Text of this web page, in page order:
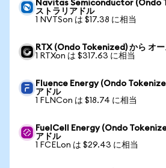
Navitas Semiconductor (Ondo
ストラリアドル
1 NVTSon は $17.38 に相当
RTX (Ondo Tokenized) から オ
1 RTXon は $317.63 に相当
Fluence Energy (Ondo
アドル
1 FLNCon は $18.74 に相当
FuelCell Energy (Ondo
アドル
1 FCELon は $29.43 に相当